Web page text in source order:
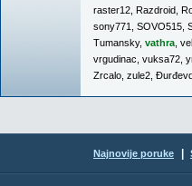
raster12 Razdroid
sony771
SOVO515
Tumansky, vathra
vrgudinac vuksa72
Zrcalo zule2
Najnovije poruke